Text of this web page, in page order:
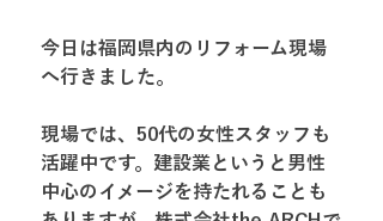
今日は福岡県内のリフォーム現場
へ行きました。
現場では、50代の女性スタッフも
活躍中です。建設業というと男性
中心のイメージを持たれることも